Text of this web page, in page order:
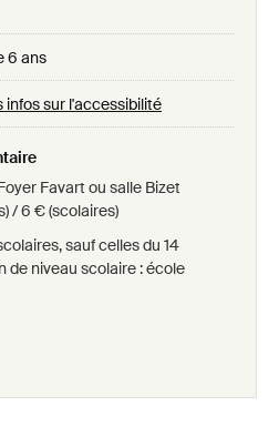
6 ans
infos sur l'accessibilité
Favart ou salle Bizet
/ 6 € (scolaires)
sauf celles du 14
de niveau scolaire : école